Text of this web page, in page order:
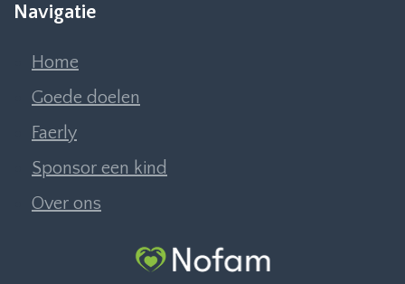
Navigatie
Home
Goede doelen
Faerly
Sponsor een kind
Over ons